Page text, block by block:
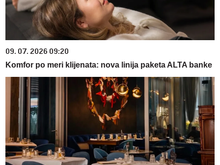
09. 07. 2026 09:20
Komfor po meri klijenata: nova linija paketa ALTA banke